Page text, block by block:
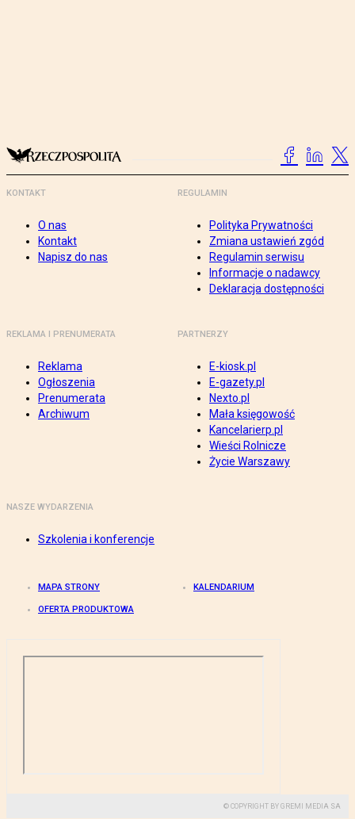
KONTAKT
O nas
Kontakt
Napisz do nas
REGULAMIN
Polityka Prywatności
Zmiana ustawień zgód
Regulamin serwisu
Informacje o nadawcy
Deklaracja dostępności
REKLAMA I PRENUMERATA
Reklama
Ogłoszenia
Prenumerata
Archiwum
PARTNERZY
E-kiosk.pl
E-gazety.pl
Nexto.pl
Mała księgowość
Kancelarierp.pl
Wieści Rolnicze
Życie Warszawy
NASZE WYDARZENIA
Szkolenia i konferencje
MAPA STRONY KALENDARIUM
OFERTA PRODUKTOWA
© COPYRIGHT BY GREMI MEDIA SA